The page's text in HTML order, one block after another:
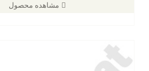
مشاهده محصول